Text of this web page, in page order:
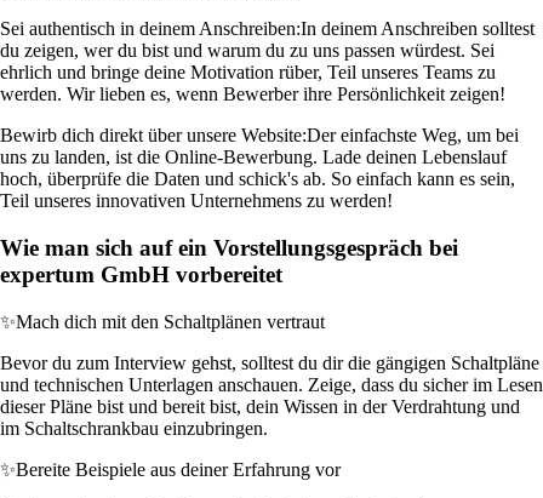
Sei authentisch in deinem Anschreiben:In deinem Anschreiben solltest
du zeigen, wer du bist und warum du zu uns passen würdest. Sei
ehrlich und bringe deine Motivation rüber, Teil unseres Teams zu
werden. Wir lieben es, wenn Bewerber ihre Persönlichkeit zeigen!
Bewirb dich direkt über unsere Website:Der einfachste Weg, um bei
uns zu landen, ist die Online-Bewerbung. Lade deinen Lebenslauf
hoch, überprüfe die Daten und schick's ab. So einfach kann es sein,
Teil unseres innovativen Unternehmens zu werden!
Wie man sich auf ein Vorstellungsgespräch bei
expertum GmbH vorbereitet
✨Mach dich mit den Schaltplänen vertraut
Bevor du zum Interview gehst, solltest du dir die gängigen Schaltpläne
und technischen Unterlagen anschauen. Zeige, dass du sicher im Lesen
dieser Pläne bist und bereit bist, dein Wissen in der Verdrahtung und
im Schaltschrankbau einzubringen.
✨Bereite Beispiele aus deiner Erfahrung vor